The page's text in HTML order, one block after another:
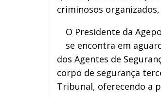
criminosos
O Presidente da
se encontra em
dos Agentes de
corpo de segurança
Tribunal, oferecendo a